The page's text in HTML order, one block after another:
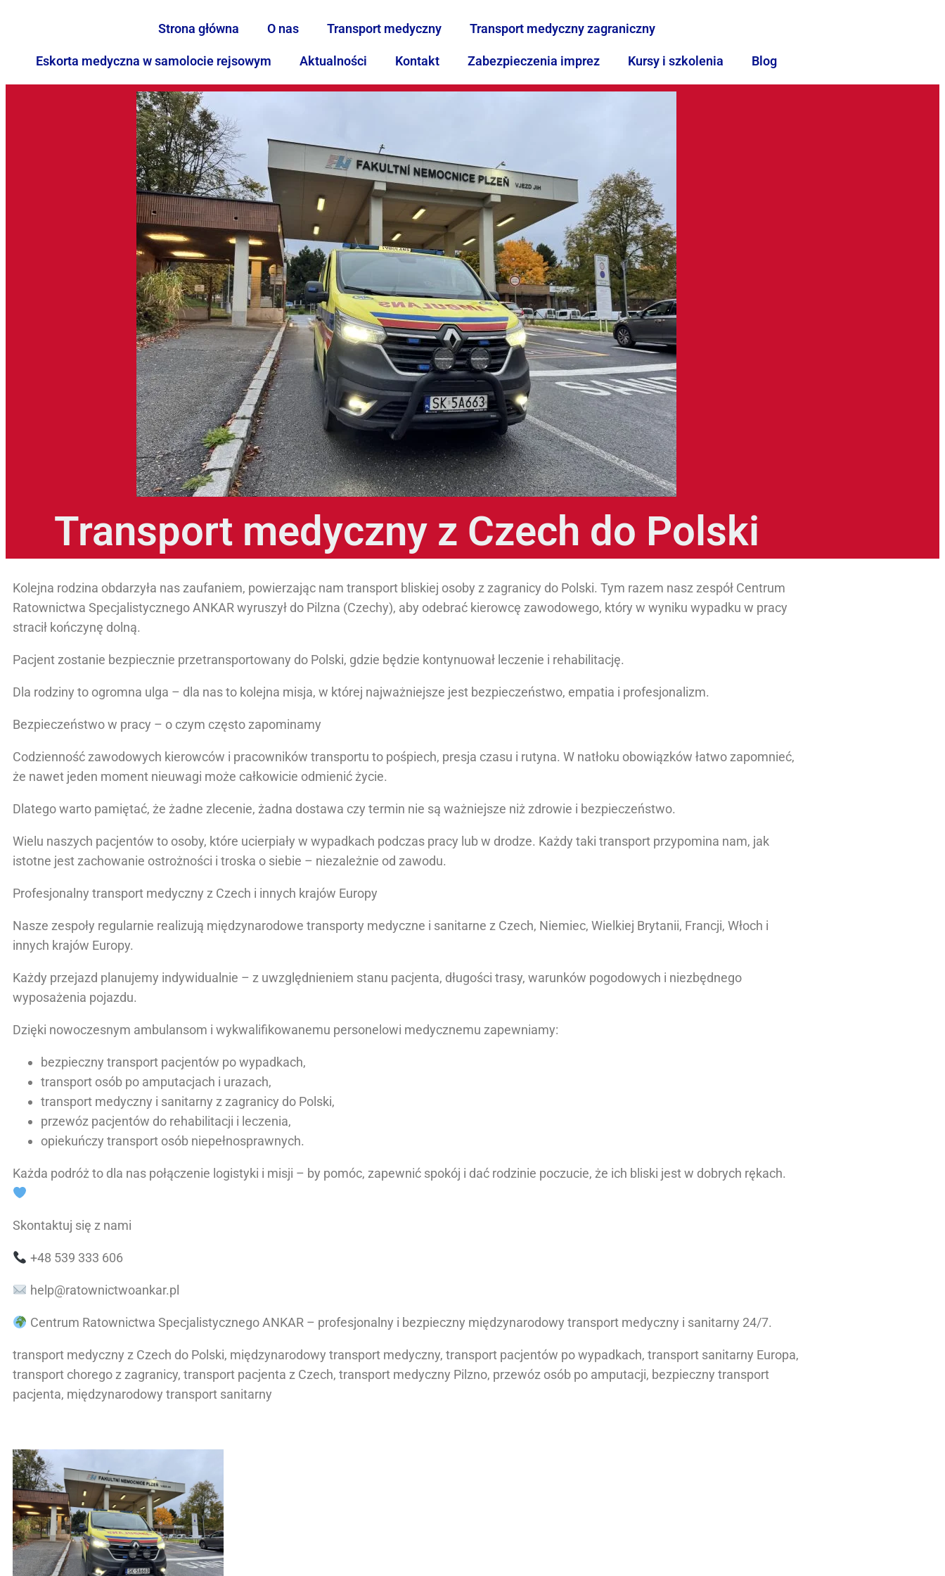
Strona główna O nas Transport medyczny Transport medyczny zagraniczny
Eskorta medyczna w samolocie rejsowym Aktualności Kontakt Zabezpieczenia imprez Kursy i szkolenia Blog
Transport medyczny z Czech do Polski
Kolejna rodzina obdarzyła nas zaufaniem, powierzając nam transport bliskiej osoby z zagranicy do Polski. Tym razem nasz zespół Centrum
Ratownictwa Specjalistycznego ANKAR wyruszył do Pilzna (Czechy), aby odebrać kierowcę zawodowego, który w wyniku wypadku w pracy
stracił kończynę dolną.
Pacjent zostanie bezpiecznie przetransportowany do Polski, gdzie będzie kontynuował leczenie i rehabilitację.
Dla rodziny to ogromna ulga – dla nas to kolejna misja, w której najważniejsze jest bezpieczeństwo, empatia i profesjonalizm.
Bezpieczeństwo w pracy – o czym często zapominamy
Codzienność zawodowych kierowców i pracowników transportu to pośpiech, presja czasu i rutyna. W natłoku obowiązków łatwo zapomnieć,
że nawet jeden moment nieuwagi może całkowicie odmienić życie.
Dlatego warto pamiętać, że żadne zlecenie, żadna dostawa czy termin nie są ważniejsze niż zdrowie i bezpieczeństwo.
Wielu naszych pacjentów to osoby, które ucierpiały w wypadkach podczas pracy lub w drodze. Każdy taki transport przypomina nam, jak
istotne jest zachowanie ostrożności i troska o siebie – niezależnie od zawodu.
Profesjonalny transport medyczny z Czech i innych krajów Europy
Nasze zespoły regularnie realizują międzynarodowe transporty medyczne i sanitarne z Czech, Niemiec, Wielkiej Brytanii, Francji, Włoch i
innych krajów Europy.
Każdy przejazd planujemy indywidualnie – z uwzględnieniem stanu pacjenta, długości trasy, warunków pogodowych i niezbędnego
wyposażenia pojazdu.
Dzięki nowoczesnym ambulansom i wykwalifikowanemu personelowi medycznemu zapewniamy:
bezpieczny transport pacjentów po wypadkach,
transport osób po amputacjach i urazach,
transport medyczny i sanitarny z zagranicy do Polski,
przewóz pacjentów do rehabilitacji i leczenia,
opiekuńczy transport osób niepełnosprawnych.
Każda podróż to dla nas połączenie logistyki i misji – by pomóc, zapewnić spokój i dać rodzinie poczucie, że ich bliski jest w dobrych rękach.
Skontaktuj się z nami
+48 539 333 606
help@ratownictwoankar.pl
Centrum Ratownictwa Specjalistycznego ANKAR – profesjonalny i bezpieczny międzynarodowy transport medyczny i sanitarny 24/7.
transport medyczny z Czech do Polski, międzynarodowy transport medyczny, transport pacjentów po wypadkach, transport sanitarny Europa,
transport chorego z zagranicy, transport pacjenta z Czech, transport medyczny Pilzno, przewóz osób po amputacji, bezpieczny transport
pacjenta, międzynarodowy transport sanitarny